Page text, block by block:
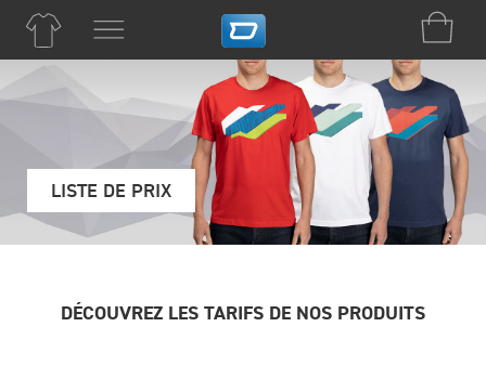
LISTE DE PRIX
DÉCOUVREZ LES TARIFS DE NOS PRODUITS